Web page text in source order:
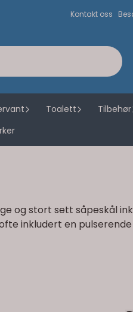
Kontakt oss
Toalett Tilbehør
og stort sett såpeskål
inkludert en